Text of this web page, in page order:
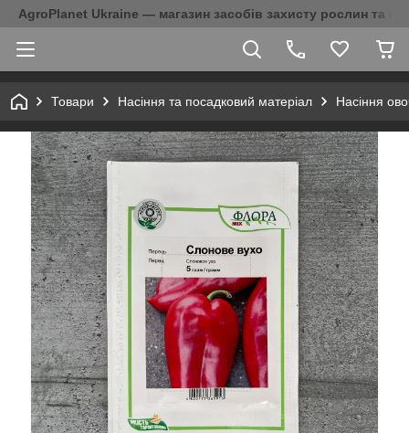
AgroPlanet Ukraine — магазин засобів захисту рослин та
Товари Насіння та посадковий матеріал Насіння